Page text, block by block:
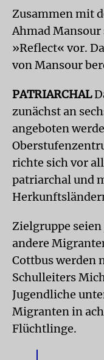
Zusammen mit
Ahmad
»Reflect« vor.
von Mansour
PATRIARCHAL
zunächst an
angeboten
richte sich vor
patriarchal und
Zielgruppe
andere
Cottbus werden
Schulleiters
Jugendliche
Migranten in
Flüchtlinge.